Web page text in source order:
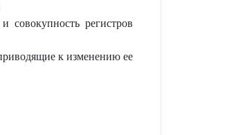
совокупность регистров
к изменению ее